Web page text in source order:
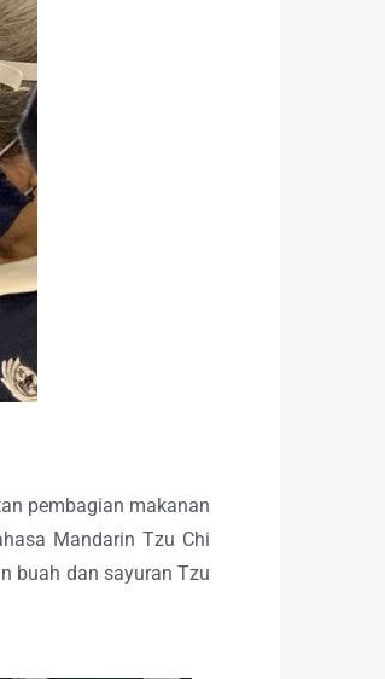
pembagian makanan
Mandarin Tzu Chi
buah dan sayuran Tzu